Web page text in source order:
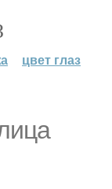
цвет глаз